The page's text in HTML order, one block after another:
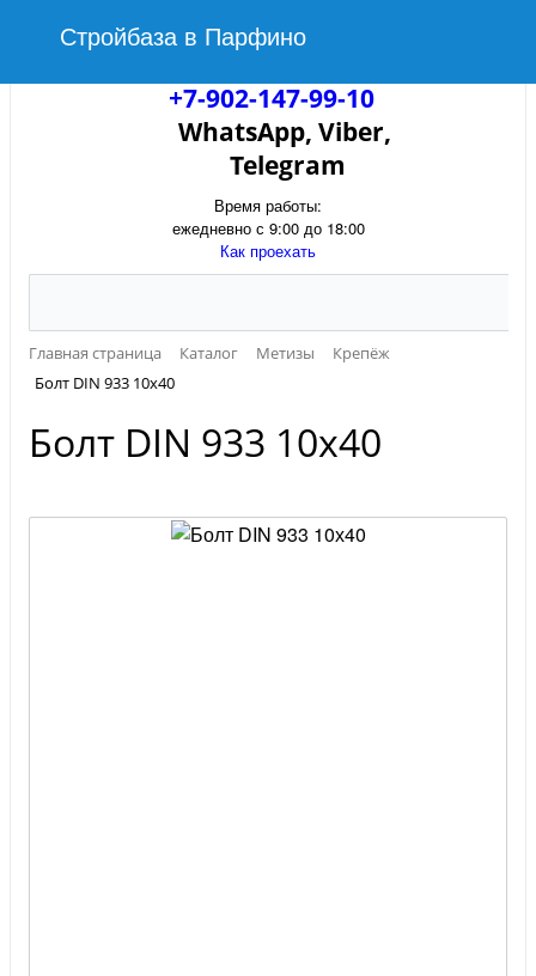
Стройбаза в Парфино
+7-902-147-99-10
WhatsApp, Viber,
Telegram
Время работы:
ежедневно с 9:00 до 18:00
Как проехать
Главная страница Каталог Метизы
Крепёж
Болт DIN 933 10х40
Болт DIN 933 10х40